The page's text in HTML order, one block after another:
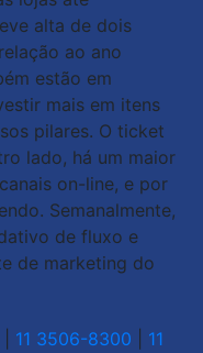
11 3506-8300
11